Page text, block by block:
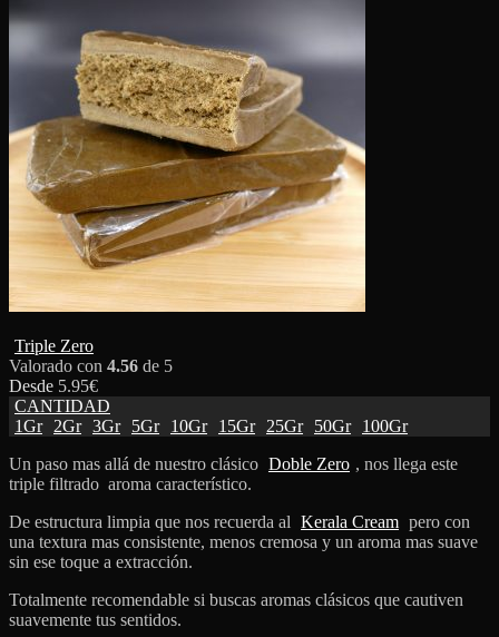
Triple Zero
Valorado con 4.56 de 5
Desde 5.95€
CANTIDAD
1Gr
2Gr 3Gr 5Gr 10Gr 15Gr 25Gr 50Gr
100Gr
Un paso mas allá de nuestro clásico Doble Zero , nos llega este
triple filtrado aroma característico.
De estructura limpia que nos recuerda al Kerala Cream pero con
una textura mas consistente, menos cremosa y un aroma mas suave
sin ese toque a extracción.
Totalmente recomendable si buscas aromas clásicos que cautiven
suavemente tus sentidos.